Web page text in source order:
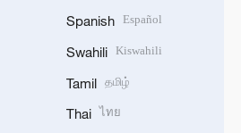
Spanish Español
Swahili Kiswahili
Tamil தமிழ்
Thai ไทย